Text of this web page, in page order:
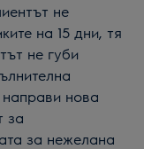
не
на 15 дни, тя
не губи
нова
за
за нежелана